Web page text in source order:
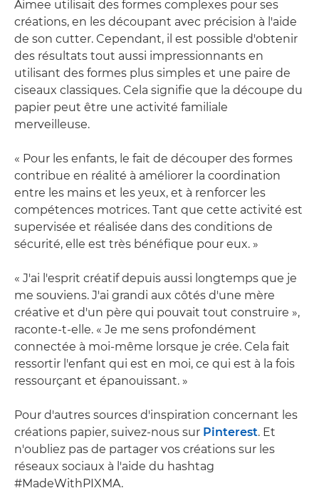
Aimee utilisait des formes complexes pour ses
créations, en les découpant avec précision à l'aide
de son cutter. Cependant, il est possible d'obtenir
des résultats tout aussi impressionnants en
utilisant des formes plus simples et une paire de
ciseaux classiques. Cela signifie que la découpe du
papier peut être une activité familiale
merveilleuse.
« Pour les enfants, le fait de découper des formes
contribue en réalité à améliorer la coordination
entre les mains et les yeux, et à renforcer les
compétences motrices. Tant que cette activité est
supervisée et réalisée dans des conditions de
sécurité, elle est très bénéfique pour eux. »
« J'ai l'esprit créatif depuis aussi longtemps que je
me souviens. J'ai grandi aux côtés d'une mère
créative et d'un père qui pouvait tout construire »,
raconte-t-elle. « Je me sens profondément
connectée à moi-même lorsque je crée. Cela fait
ressortir l'enfant qui est en moi, ce qui est à la fois
ressourçant et épanouissant. »
Pour d'autres sources d'inspiration concernant les
créations papier, suivez-nous sur Pinterest. Et
n'oubliez pas de partager vos créations sur les
réseaux sociaux à l'aide du hashtag
#MadeWithPIXMA.